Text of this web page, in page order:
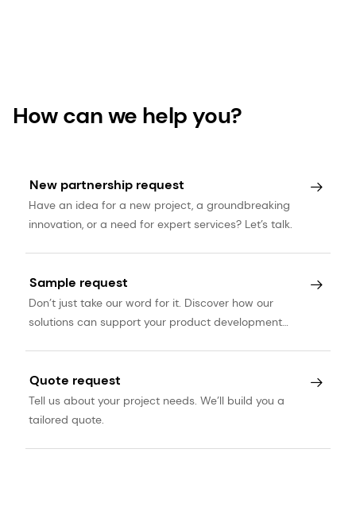
How can we help you?
New partnership request
Have an idea for a new project, a groundbreaking
innovation, or a need for expert services? Let’s talk.
Sample request
Don’t just take our word for it. Discover how our
solutions can support your product development
Quote request
Tell us about your project needs. We’ll build you a
tailored quote.